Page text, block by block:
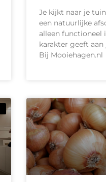
Je kijkt naar je
een natuurlijke
alleen functioneel
karakter geeft
Bij Mooiehagen.nl